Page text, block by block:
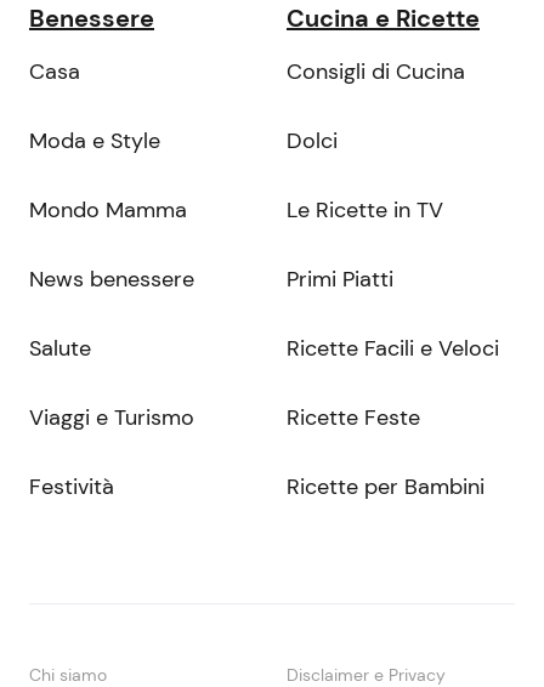
Benessere
Casa
Moda e Style
Mondo Mamma
News benessere
Salute
Viaggi e Turismo
Festività
Cucina e Ricette
Consigli di Cucina
Dolci
Le Ricette in TV
Primi Piatti
Ricette Facili e Veloci
Ricette Feste
Ricette per Bambini
Chi siamo Disclaimer e Privacy